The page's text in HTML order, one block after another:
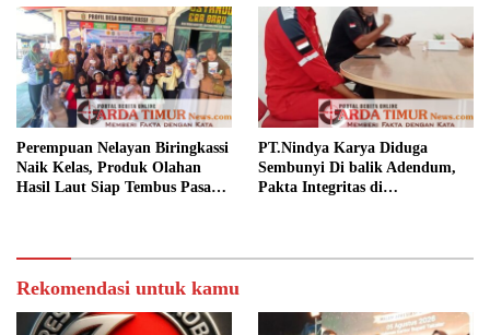
Perempuan Nelayan Biringkassi
Naik Kelas, Produk Olahan
Hasil Laut Siap Tembus Pasar
PT.Nindya Karya Diduga
Sembunyi Di balik Adendum,
Pakta Integritas di
Rekomendasi untuk kamu